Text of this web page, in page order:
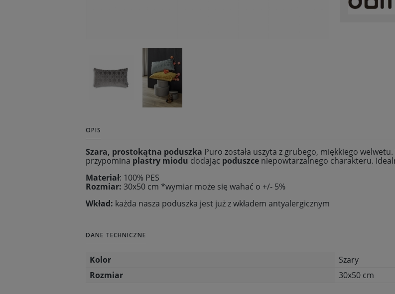
OPIS
Szara, prostokątna poduszka Puro została uszyta z grubego, miękkiego
przypomina plastry miodu dodając poduszce niepowtarzalnego charakteru.
Materiał: 100% PES
Rozmiar: 30x50 cm *wymiar może się wahać o +/- 5%
Wkład: każda nasza poduszka jest już z wkładem antyalergicznym
DANE TECHNICZNE
Kolor
Szary
Rozmiar
30x50 cm